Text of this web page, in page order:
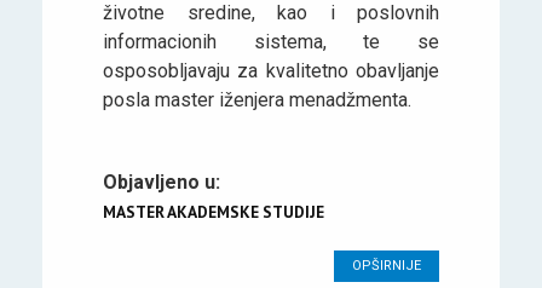
životne sredine, kao i poslovnih
informacionih sistema, te se
osposobljavaju za kvalitetno obavljanje
posla master iženjera menadžmenta.
Objavljeno u:
MASTER AKADEMSKE STUDIJE
OPŠIRNIJE